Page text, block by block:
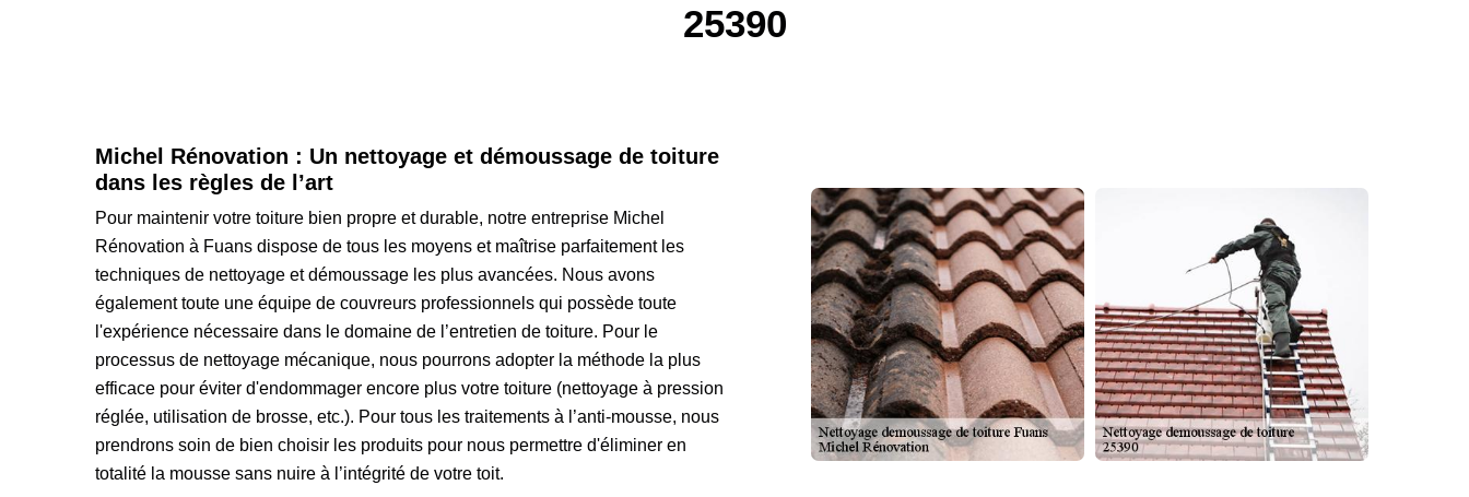
25390
Michel Rénovation : Un nettoyage et démoussage de toiture
dans les règles de l’art
Pour maintenir votre toiture bien propre et durable, notre entreprise Michel
Rénovation à Fuans dispose de tous les moyens et maîtrise parfaitement les
techniques de nettoyage et démoussage les plus avancées. Nous avons
également toute une équipe de couvreurs professionnels qui possède toute
l'expérience nécessaire dans le domaine de l’entretien de toiture. Pour le
processus de nettoyage mécanique, nous pourrons adopter la méthode la plus
efficace pour éviter d'endommager encore plus votre toiture (nettoyage à pression
réglée, utilisation de brosse, etc.). Pour tous les traitements à l’anti-mousse, nous
prendrons soin de bien choisir les produits pour nous permettre d'éliminer en
totalité la mousse sans nuire à l’intégrité de votre toit.